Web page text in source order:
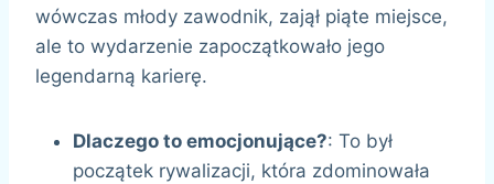
wówczas młody zawodnik, zajął piąte miejsce,
ale to wydarzenie zapoczątkowało jego
legendarną karierę.
Dlaczego to emocjonujące?: To był
początek rywalizacji, która zdominowała